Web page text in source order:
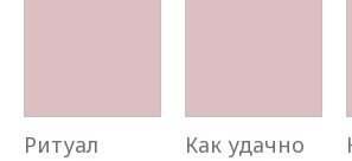
Ритуал
Как удачно